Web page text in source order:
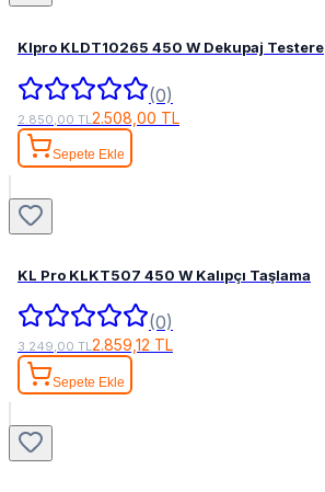
Klpro KLDT10265 450 W Dekupaj Testere
(0)
2.850,00 TL 2.508,00 TL
Sepete Ekle
KL Pro KLKT507 450 W Kalıpçı Taşlama
(0)
3.249,00 TL2.859,12 TL
Sepete Ekle